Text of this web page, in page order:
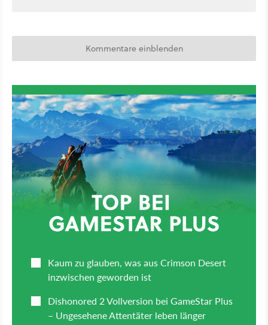
Kommentare einblenden